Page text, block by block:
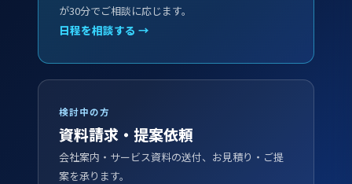
が30分でご相談に応じます。
日程を相談する →
検討中の方
資料請求・提案依頼
会社案内・サービス資料の送付、お見積り・ご提
案を承ります。